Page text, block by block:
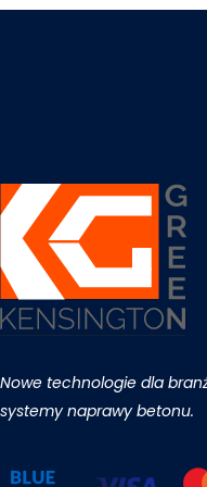
Nowe technologie dla
systemy naprawy betonu.